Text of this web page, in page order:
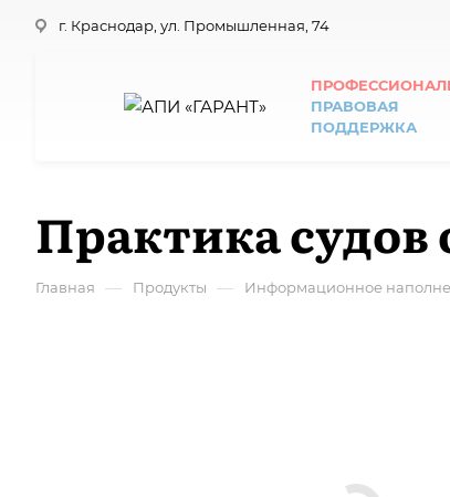
г. Краснодар, ул. Промышленная, 74
ПРАВОВАЯ
ПОДДЕРЖКА
Практика
Главная — Продукты — Информационное